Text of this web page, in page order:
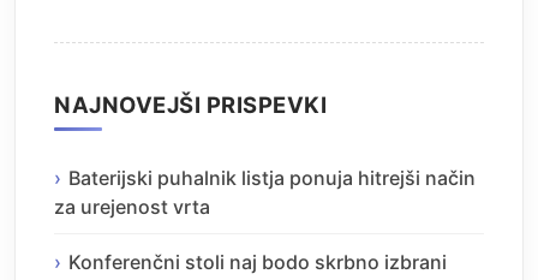
NAJNOVEJŠI PRISPEVKI
Baterijski puhalnik listja ponuja hitrejši način
za urejenost vrta
Konferenčni stoli naj bodo skrbno izbrani